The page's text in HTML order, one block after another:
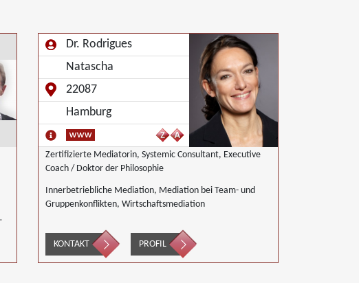
Dr. Rodrigues
Natascha
22087
Hamburg
Zertifizierte Mediatorin, Systemic Consultant, Executive
Coach / Doktor der Philosophie
Innerbetriebliche Mediation, Mediation bei Team- und
Gruppenkonflikten, Wirtschaftsmediation
KONTAKT PROFIL